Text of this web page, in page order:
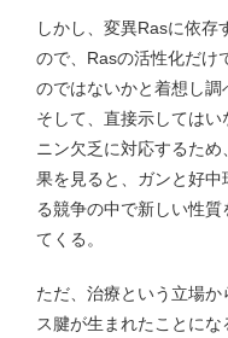
しかし、変異Rasに依
ので、Rasの活性化だけ
のではないかと着想し
そして、直接示しては
ニン欠乏に対応するた
果を見ると、ガンと好
る競争の中で新しい性
てくる。
ただ、治療という立場
ス腱が生まれたことに